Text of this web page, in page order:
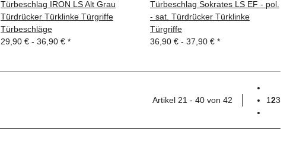
Türbeschlag IRON LS Alt Grau
Türdrücker Türklinke Türgriffe
Türbeschläge
29,90 € - 36,90 € *
Türbeschlag Sokrates LS EF - pol.
- sat. Türdrücker Türklinke
Türgriffe
36,90 € - 37,90 € *
Artikel 21 - 40 von 42 123